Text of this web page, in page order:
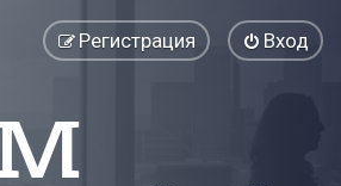
Вход
Регистрация